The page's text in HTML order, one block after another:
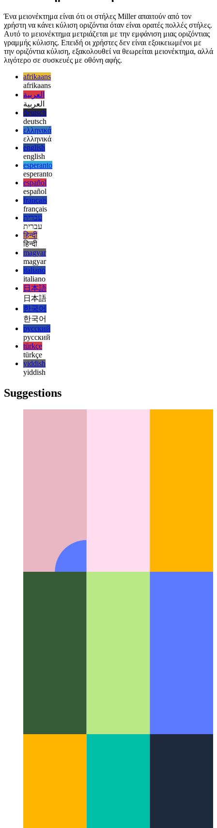
Μειονέκτημα των στηλών Miller
Ένα μειονέκτημα είναι ότι οι στήλες Miller απαιτούν από τον
χρήστη να κάνει κύλιση οριζόντια όταν είναι ορατές πολλές στήλες.
Αυτό το μειονέκτημα μετριάζεται με την εμφάνιση μιας οριζόντιας
την οριζόντια κύλιση, εξακολουθεί να θεωρείται μειονέκτημα, αλλά
λιγότερο σε συσκευές με οθόνη αφής.
afrikaans
afrikaans
العربية
العربية
deutsch
deutsch
ελληνικά
ελληνικά
english
english
esperanto
esperanto
español
español
français
français
עברית
עברית
हिन्दी
हिन्दी
magyar
magyar
italiano
italiano
日本語
日本語
한국어
한국어
русский
русский
türkçe
yiddish
yiddish